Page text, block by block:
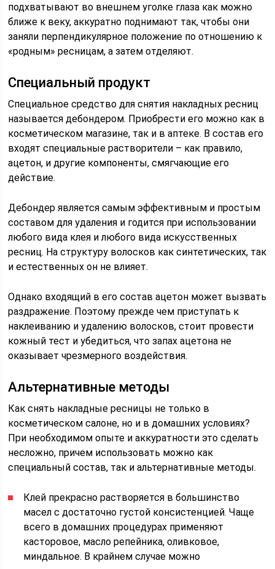
подхватывают во внешнем уголке глаза как можно
ближе к веку, аккуратно поднимают так, чтобы они
заняли перпендикулярное положение по отношению к
«родным» ресницам, а затем отделяют.
Специальный продукт
Специальное средство для снятия накладных ресниц
называется дебондером. Приобрести его можно как в
косметическом магазине, так и в аптеке. В состав его
входят специальные растворители – как правило,
ацетон, и другие компоненты, смягчающие его
действие.
Дебондер является самым эффективным и простым
составом для удаления и годится при использовании
любого вида клея и любого вида искусственных
ресниц. На структуру волосков как синтетических, так
и естественных он не влияет.
Однако входящий в его состав ацетон может вызвать
раздражение. Поэтому прежде чем приступать к
наклеиванию и удалению волосков, стоит провести
кожный тест и убедиться, что запах ацетона не
оказывает чрезмерного воздействия.
Альтернативные методы
Как снять накладные ресницы не только в
косметическом салоне, но и в домашних условиях?
При необходимом опыте и аккуратности это сделать
несложно, причем использовать можно как
специальный состав, так и альтернативные методы.
Клей прекрасно растворяется в большинство
масел с достаточно густой консистенцией. Чаще
всего в домашних процедурах применяют
касторовое, масло репейника, оливковое,
миндальное. В крайнем случае можно